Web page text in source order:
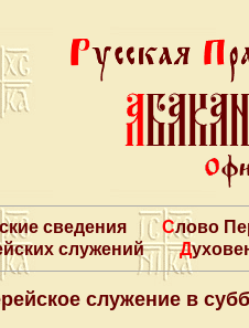
сведения
Слово
служений
служение в